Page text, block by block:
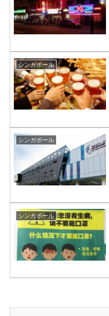
シンガポール
シンガポール
シンガポール